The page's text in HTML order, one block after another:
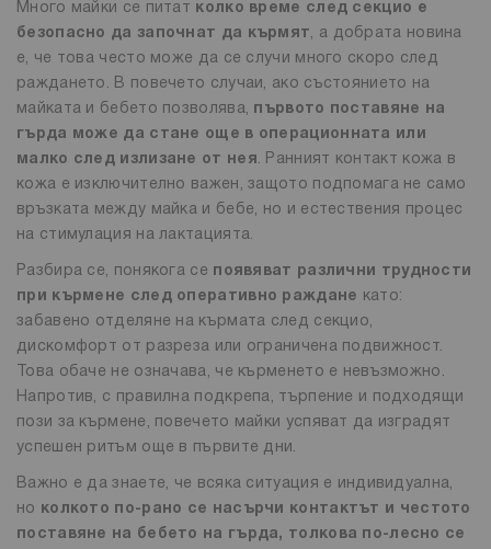
Много майки се питат
колко време след секцио е
безопасно да започнат да кърмят, а добрата новина
е, че това често може да се случи много скоро след
раждането. В повечето случаи, ако състоянието на
майката и бебето позволява,
първото поставяне на
гърда може да стане още в операционната или
малко след излизане от нея . Ранният контакт кожа в
кожа е изключително важен, защото подпомага не само
връзката между майка и бебе, но и естествения процес
на стимулация на лактацията.
Разбира се, понякога се
появяват различни трудности
при кърмене след оперативно раждане
като:
забавено отделяне на кърмата след секцио,
дискомфорт от разреза или ограничена подвижност.
Това обаче не означава, че кърменето е невъзможно.
Напротив, с правилна подкрепа, търпение и подходящи
пози за кърмене, повечето майки успяват да изградят
успешен ритъм още в първите дни.
Важно е да знаете, че всяка ситуация е индивидуална,
но
колкото по-рано се насърчи контактът и честото
поставяне на бебето на гърда, толкова по-лесно се